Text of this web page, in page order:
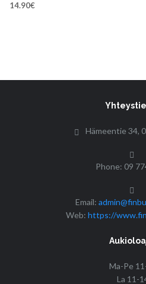
14.90€
Hämeentie 34,
Phone: 09
Email:
Web: https://
Ma-Pe
La 11-